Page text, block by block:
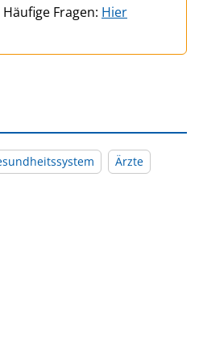
Fragen: Hier
Ärzte